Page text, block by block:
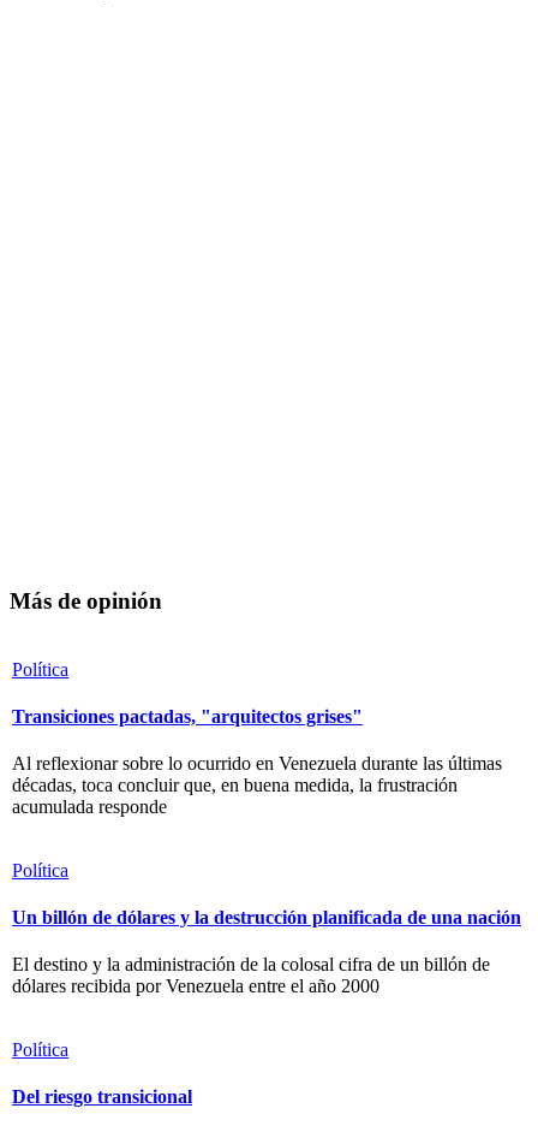
Más de opinión
Política
Transiciones pactadas, "arquitectos grises"
Al reflexionar sobre lo ocurrido en Venezuela durante las últimas
décadas, toca concluir que, en buena medida, la frustración
acumulada responde
Política
Un billón de dólares y la destrucción planificada de una nación
El destino y la administración de la colosal cifra de un billón de
dólares recibida por Venezuela entre el año 2000
Política
Del riesgo transicional